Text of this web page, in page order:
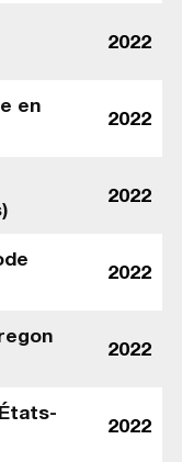
2022
en
2022
2022
2022
2022
2022